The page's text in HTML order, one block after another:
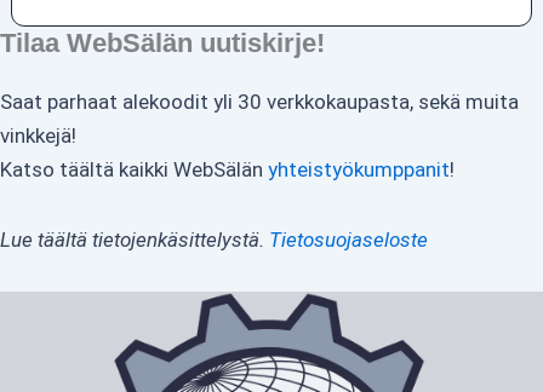
Tilaa WebSälän uutiskirje!
Saat parhaat alekoodit yli 30 verkkokaupasta, sekä muita
vinkkejä!
Katso täältä kaikki WebSälän yhteistyökumppanit!
Lue täältä tietojenkäsittelystä. Tietosuojaseloste